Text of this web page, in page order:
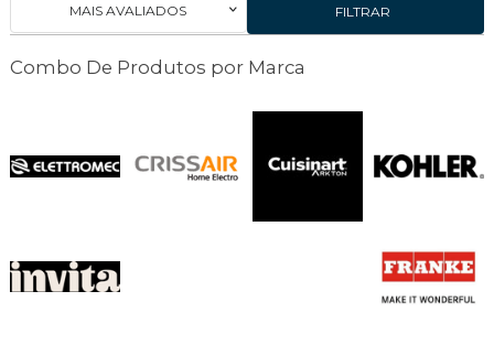
FILTRAR
MAIS AVALIADOS
Combo De Produtos por Marca